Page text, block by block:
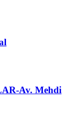
Av. Mehdi